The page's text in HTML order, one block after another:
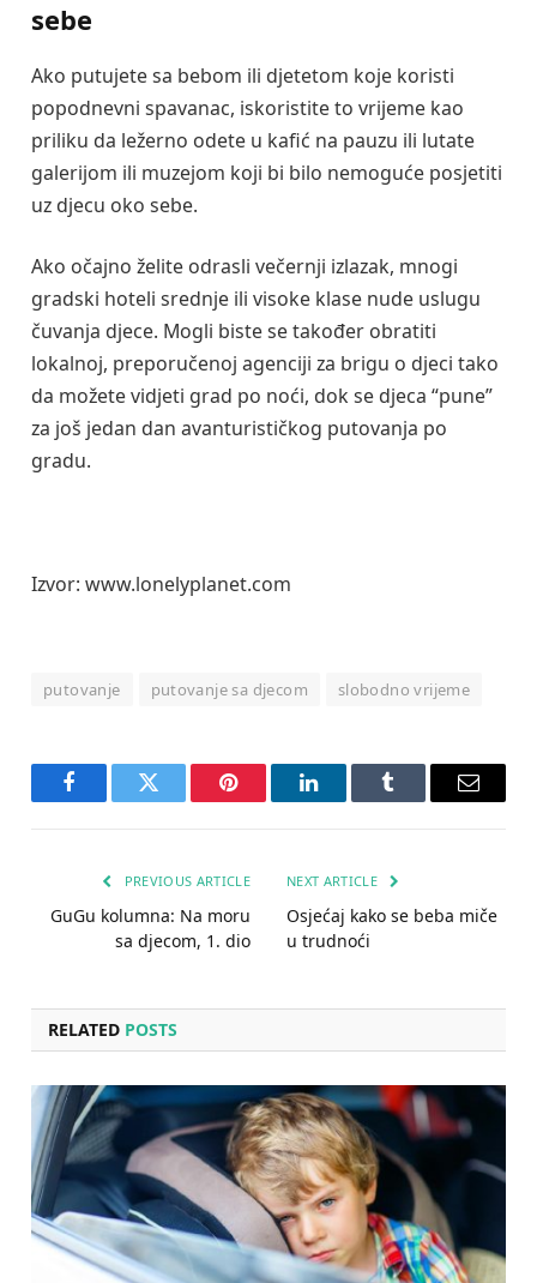
sebe
Ako putujete sa bebom ili djetetom koje koristi
popodnevni spavanac, iskoristite to vrijeme kao
priliku da ležerno odete u kafić na pauzu ili lutate
galerijom ili muzejom koji bi bilo nemoguće posjetiti
uz djecu oko sebe.
Ako očajno želite odrasli večernji izlazak, mnogi
gradski hoteli srednje ili visoke klase nude uslugu
čuvanja djece. Mogli biste se također obratiti
lokalnoj, preporučenoj agenciji za brigu o djeci tako
da možete vidjeti grad po noći, dok se djeca “pune”
za još jedan dan avanturističkog putovanja po
gradu.
Izvor: www.lonelyplanet.com
putovanje putovanje sa djecom slobodno vrijeme
FacebookTwitter Pinterest LinkedInTumblr Email
PREVIOUS ARTICLE
GuGu kolumna: Na moru
sa djecom, 1. dio
NEXT ARTICLE
Osjećaj kako se beba miče
u trudnoći
RELATED POSTS